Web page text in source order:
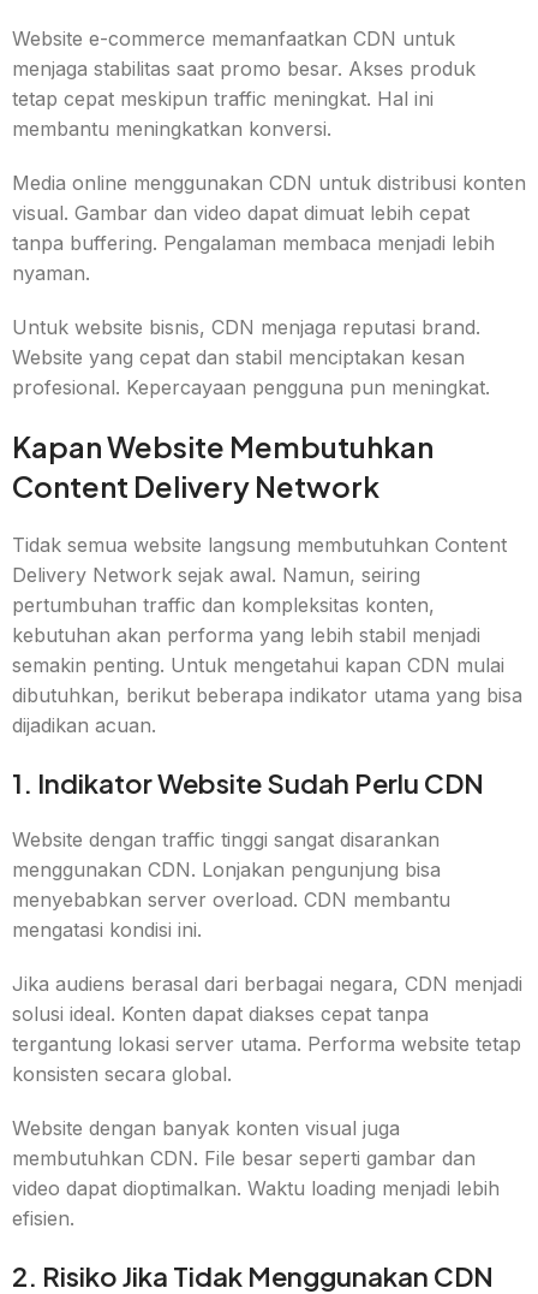
Website e-commerce memanfaatkan CDN untuk
menjaga stabilitas saat promo besar. Akses produk
tetap cepat meskipun traffic meningkat. Hal ini
membantu meningkatkan konversi.
Media online menggunakan CDN untuk distribusi konten
visual. Gambar dan video dapat dimuat lebih cepat
tanpa buffering. Pengalaman membaca menjadi lebih
nyaman.
Untuk website bisnis, CDN menjaga reputasi brand.
Website yang cepat dan stabil menciptakan kesan
profesional. Kepercayaan pengguna pun meningkat.
Kapan Website Membutuhkan
Content Delivery Network
Tidak semua website langsung membutuhkan Content
Delivery Network sejak awal. Namun, seiring
pertumbuhan traffic dan kompleksitas konten,
kebutuhan akan performa yang lebih stabil menjadi
semakin penting. Untuk mengetahui kapan CDN mulai
dibutuhkan, berikut beberapa indikator utama yang bisa
dijadikan acuan.
1. Indikator Website Sudah Perlu CDN
Website dengan traffic tinggi sangat disarankan
menggunakan CDN. Lonjakan pengunjung bisa
menyebabkan server overload. CDN membantu
mengatasi kondisi ini.
Jika audiens berasal dari berbagai negara, CDN menjadi
solusi ideal. Konten dapat diakses cepat tanpa
tergantung lokasi server utama. Performa website tetap
konsisten secara global.
Website dengan banyak konten visual juga
membutuhkan CDN. File besar seperti gambar dan
video dapat dioptimalkan. Waktu loading menjadi lebih
efisien.
2. Risiko Jika Tidak Menggunakan CDN